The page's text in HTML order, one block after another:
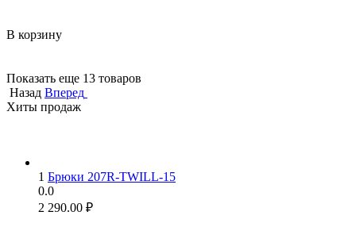
В корзину
Показать еще 13 товаров
Назад Вперед
Хиты продаж
1 Брюки 207R-TWILL-15
0.0
2 290.00 ₽